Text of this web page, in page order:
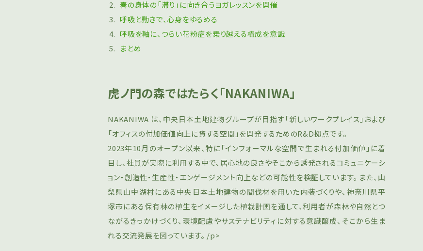
春の身体の「滞り」に向き合うヨガレッスンを開催
呼吸と動きで、心身をゆるめる
呼吸を軸に、つらい花粉症を乗り越える構成を意識
まとめ
虎ノ門の森ではたらく「NAKANIWA」
NAKANIWA は、中央⽇本⼟地建物グループが⽬指す「新しいワークプレイス」および
「オフィスの付加価値向上に資する空間」を開発するためのR&D拠点です。
2023年10月のオープン以来、特に「インフォーマルな空間で⽣まれる付加価値」に着
⽬し、社員が実際に利用する中で、居⼼地の良さやそこから誘発されるコミュニケーシ
ョン・創造性・⽣産性・エンゲージメント向上などの可能性を検証しています。 また、山
梨県⼭中湖村にある中央⽇本⼟地建物の間伐材を⽤いた内装づくりや、神奈川県平
塚市にある保有林の植生をイメージした植栽計画を通して、利⽤者が森林や⾃然とつ
ながるきっかけづくり、環境配慮やサステナビリティに対する意識醸成、そこから⽣ま
れる交流発展を図っています。 /p>